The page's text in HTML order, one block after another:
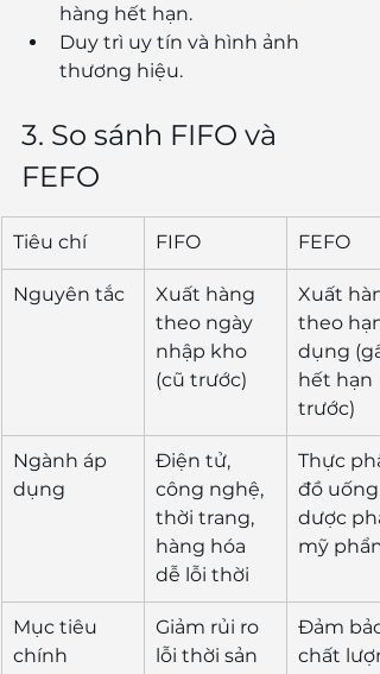
hàng hết hạn.
Duy trì uy tín và hình ảnh
thương hiệu.
3. So sánh FIFO và
FEFO
Tiêu chí FIFO FEFO
Nguyên tắc
Xuất hàng
theo ngày
nhập kho
(cũ trước)
Xuất
theo
dụng
hết hạn
trước)
Ngành áp
dụng
Điện tử,
công nghệ,
thời trang,
hàng hóa
dễ lỗi thời
Thực
đồ uống,
dược
mỹ phẩm
Mục tiêu
chính
Giảm rủi ro
lỗi thời sản
Đảm bảo
chất